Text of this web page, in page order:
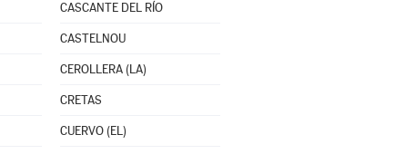
CASCANTE DEL RÍO
CASTELNOU
CEROLLERA (LA)
CRETAS
CUERVO (EL)